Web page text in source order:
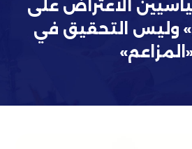
الاعتراض على
وليس التحقيق في